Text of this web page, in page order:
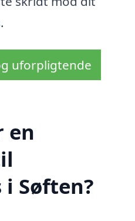
uforpligtende
en
Søften?